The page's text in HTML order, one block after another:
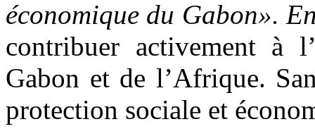
économique du Gabon».
contribuer activement à
Gabon et de l’Afrique.
protection sociale et